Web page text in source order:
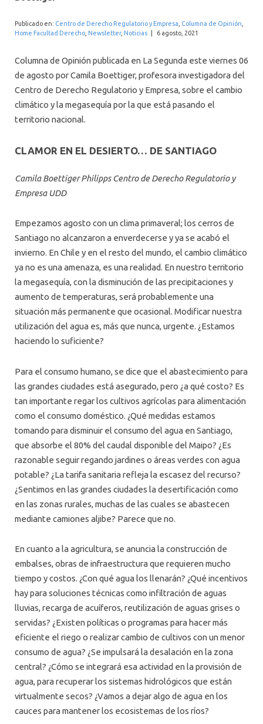
Publicado en: Centro de Derecho Regulatorio y Empresa Columna de Opinión
Home Facultad Derecho Newsletter, Noticias 6 agosto, 2021
Columna de Opinión publicada en La Segunda este viernes 06
de agosto por Camila Boettiger, profesora investigadora del
Centro de Derecho Regulatorio y Empresa, sobre el cambio
climático y la megasequía por la que está pasando el
territorio nacional.
CLAMOR EN EL DESIERTO… DE SANTIAGO
Camila Boettiger Philipps Centro de Derecho Regulatorio y
Empresa UDD
Empezamos agosto con un clima primaveral; los cerros de
Santiago no alcanzaron a enverdecerse y ya se acabó el
invierno. En Chile y en el resto del mundo, el cambio climático
ya no es una amenaza, es una realidad. En nuestro territorio
la megasequía, con la disminución de las precipitaciones y
aumento de temperaturas, será probablemente una
situación más permanente que ocasional. Modificar nuestra
utilización del agua es, más que nunca, urgente. ¿Estamos
haciendo lo suficiente?
Para el consumo humano, se dice que el abastecimiento para
las grandes ciudades está asegurado, pero ¿a qué costo? Es
tan importante regar los cultivos agrícolas para alimentación
como el consumo doméstico. ¿Qué medidas estamos
tomando para disminuir el consumo del agua en Santiago,
que absorbe el 80% del caudal disponible del Maipo? ¿Es
razonable seguir regando jardines o áreas verdes con agua
potable? ¿La tarifa sanitaria refleja la escasez del recurso?
¿Sentimos en las grandes ciudades la desertificación como
en las zonas rurales, muchas de las cuales se abastecen
mediante camiones aljibe? Parece que no.
En cuanto a la agricultura, se anuncia la construcción de
embalses, obras de infraestructura que requieren mucho
tiempo y costos. ¿Con qué agua los llenarán? ¿Qué incentivos
hay para soluciones técnicas como infiltración de aguas
lluvias, recarga de acuíferos, reutilización de aguas grises o
servidas? ¿Existen políticas o programas para hacer más
eficiente el riego o realizar cambio de cultivos con un menor
consumo de agua? ¿Se impulsará la desalación en la zona
central? ¿Cómo se integrará esa actividad en la provisión de
agua, para recuperar los sistemas hidrológicos que están
virtualmente secos? ¿Vamos a dejar algo de agua en los
cauces para mantener los ecosistemas de los ríos?